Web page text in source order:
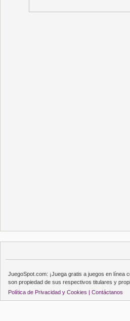
JuegoSpot.com: ¡Juega gratis a juegos en línea
son propiedad de sus respectivos titulares y
Política de Privacidad y Cookies | Contáctanos